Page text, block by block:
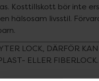
Kosttillskott bör inte
hälsosam livsstil.
LOCK, DÄRFÖR
ELLER